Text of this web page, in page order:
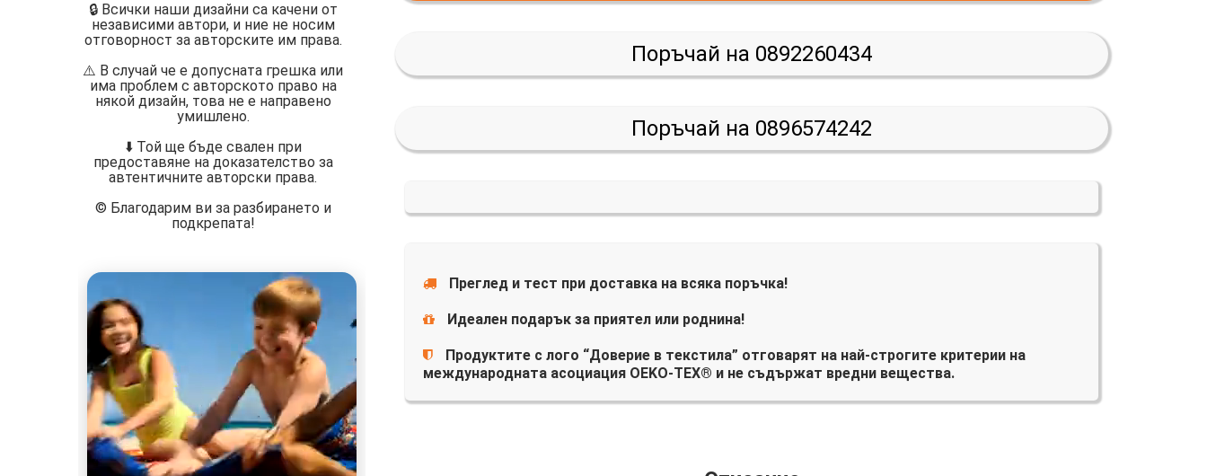
🔒 Всички наши дизайни са качени от
независими автори, и ние не носим
отговорност за авторските им права.
⚠️ В случай че е допусната грешка или
има проблем с авторското право на
някой дизайн, това не е направено
умишлено.
⬇️ Той ще бъде свален при
предоставяне на доказателство за
автентичните авторски права.
©️ Благодарим ви за разбирането и
подкрепата!
Поръчай на 0892260434
Поръчай на 0896574242
Преглед и тест при доставка на всяка поръчка!
Идеален подарък за приятел или роднина!
Продуктите с лого “Доверие в текстила” отговарят на най-строгите критерии на
международната асоциация OEKO-TEX® и не съдържат вредни вещества.